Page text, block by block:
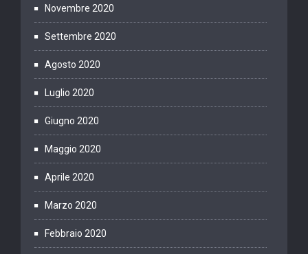
Novembre 2020
Settembre 2020
Agosto 2020
Luglio 2020
Giugno 2020
Maggio 2020
Aprile 2020
Marzo 2020
Febbraio 2020